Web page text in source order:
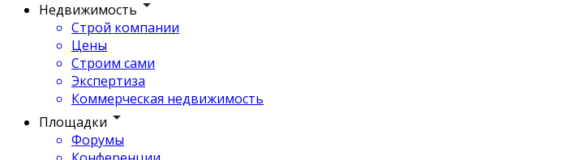
Недвижимость
Строй компании
Цены
Строим сами
Экспертиза
Коммерческая недвижимость
Площадки
Форумы